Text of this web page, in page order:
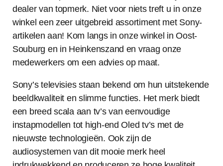
dealer van topmerk. Niet voor niets treft u in onze
winkel een zeer uitgebreid assortiment met Sony-
artikelen aan! Kom langs in onze winkel in Oost-
Souburg en in Heinkenszand en vraag onze
medewerkers om een advies op maat.
Sony’s televisies staan bekend om hun uitstekende
beeldkwaliteit en slimme functies. Het merk biedt
een breed scala aan tv’s van eenvoudige
instapmodellen tot high-end Oled tv’s met de
nieuwste technologieën. Ook zijn de
audiosystemen van dit mooie merk heel